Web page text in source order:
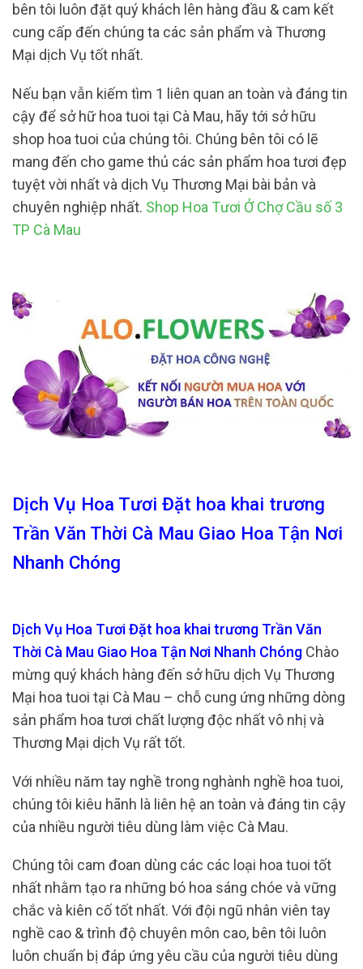
bên tôi luôn đặt quý khách lên hàng đầu & cam kết
cung cấp đến chúng ta các sản phẩm và Thương
Mại dịch Vụ tốt nhất.
Nếu bạn vẫn kiếm tìm 1 liên quan an toàn và đáng tin
cậy để sở hữ hoa tuoi tại Cà Mau, hãy tới sở hữu
shop hoa tuoi của chúng tôi. Chúng bên tôi có lẽ
mang đến cho game thủ các sản phẩm hoa tươi đẹp
tuyệt vời nhất và dịch Vụ Thương Mại bài bản và
chuyên nghiệp nhất. Shop Hoa Tươi Ở Chợ Cầu số 3
TP Cà Mau
Dịch Vụ Hoa Tươi Đặt hoa khai trương
Trần Văn Thời Cà Mau Giao Hoa Tận Nơi
Nhanh Chóng
Dịch Vụ Hoa Tươi Đặt hoa khai trương Trần Văn
Thời Cà Mau Giao Hoa Tận Nơi Nhanh Chóng Chào
mừng quý khách hàng đến sở hữu dịch Vụ Thương
Mại hoa tuoi tại Cà Mau – chỗ cung ứng những dòng
sản phẩm hoa tươi chất lượng độc nhất vô nhị và
Thương Mại dịch Vụ rất tốt.
Với nhiều năm tay nghề trong nghành nghề hoa tuoi,
chúng tôi kiêu hãnh là liên hệ an toàn và đáng tin cậy
của nhiều người tiêu dùng làm việc Cà Mau.
Chúng tôi cam đoan dùng các các loại hoa tuoi tốt
nhất nhằm tạo ra những bó hoa sáng chóe và vững
chắc và kiên cố tốt nhất. Với đội ngũ nhân viên tay
nghề cao & trình độ chuyên môn cao, bên tôi luôn
luôn chuẩn bị đáp ứng yêu cầu của người tiêu dùng